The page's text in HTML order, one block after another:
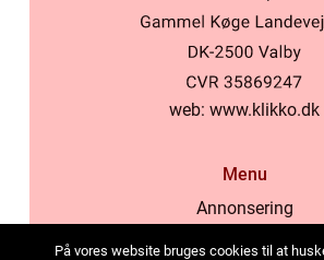
web: www.klikko.dk
Menu
Annonsering
På vores website bruges cookies til at